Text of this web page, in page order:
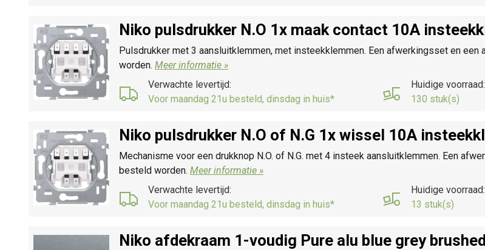
Niko pulsdrukker N.O 1x maak contact 10A
Pulsdrukker met 3 aansluitklemmen, met insteekklemmen. Een afwerkingsset en
worden. Meer informatie »
Verwachte levertijd:
Voor maandag 21u besteld, dinsdag in huis*
Huidige voorraad:
130 stuk(s)
Niko pulsdrukker N.O of N.G 1x wissel 10A
Mechanisme voor een drukknop N.O. of N.G. met 4 insteek aansluitklemmen. Een
besteld worden. Meer informatie »
Verwachte levertijd:
Voor maandag 21u besteld, dinsdag in huis*
Huidige voorraad:
13 stuk(s)
Niko afdekraam 1-voudig Pure alu blue grey